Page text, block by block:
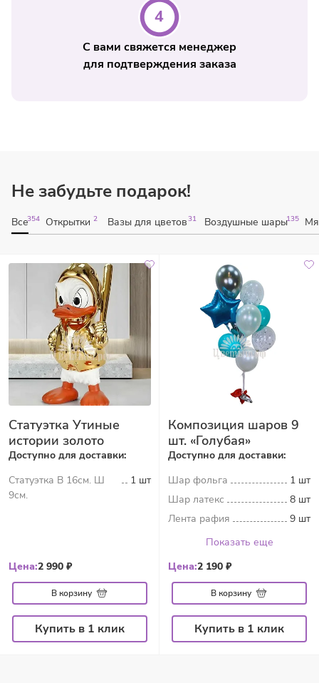
С вами свяжется менеджер
для подтверждения заказа
Не забудьте подарок!
Все354 Открытки 2 Вазы для цветов31 Воздушные шары135
Статуэтка Утиные
истории золото
Доступно для доставки:
Статуэтка В 16см. Ш
9см.
1 шт
Цена:2 990 ₽
В корзину
Купить в 1 клик
Композиция шаров 9
шт. «Голубая»
Доступно для доставки:
Шар фольга
1 шт
Шар латекс
8 шт
Лента рафия
9 шт
Показать еще
Цена:2 190 ₽
В корзину
Купить в 1 клик